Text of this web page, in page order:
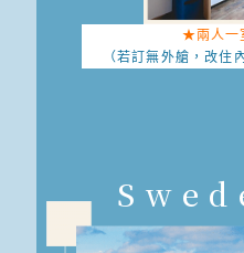
★兩人一
（若訂無外艙，改住